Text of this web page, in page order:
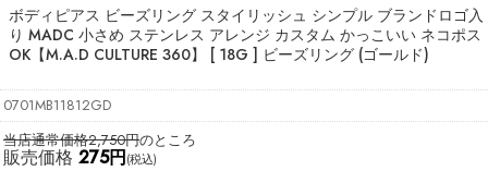
ボディピアス ビーズリング スタイリッシュ シンプル ブランドロゴ入
り MADC 小さめ ステンレス アレンジ カスタム かっこいい ネコポス
OK 【M.A.D CULTURE 360】 [ 18G ] ビーズリング (ゴールド)
0701MB11812GD
当店通常価格2,750円のところ
販売価格 275円(税込)